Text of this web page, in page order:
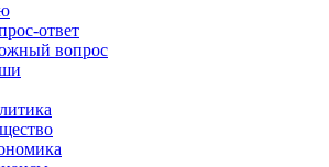
ответ
вопрос